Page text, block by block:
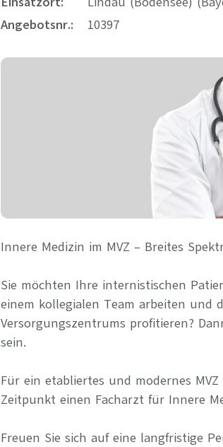
Angebotsnr.:
10397
Innere Medizin im MVZ – Breites
Sie möchten Ihre internistischen
einem kollegialen Team arbeiten und
Versorgungszentrums profitieren?
sein.
Für ein etabliertes und modernes
Zeitpunkt einen Facharzt für Innere
Freuen Sie sich auf eine langfristige